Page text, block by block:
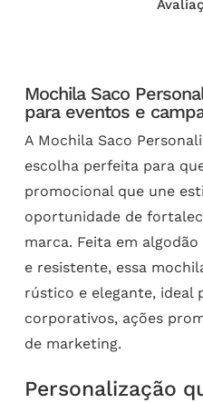
Mochila Saco
para eventos e
A Mochila Saco
escolha perfeita para
promocional que une
oportunidade de
marca. Feita em
e resistente, essa
rústico e elegante, ideal
corporativos, ações
de marketing.
Personalização